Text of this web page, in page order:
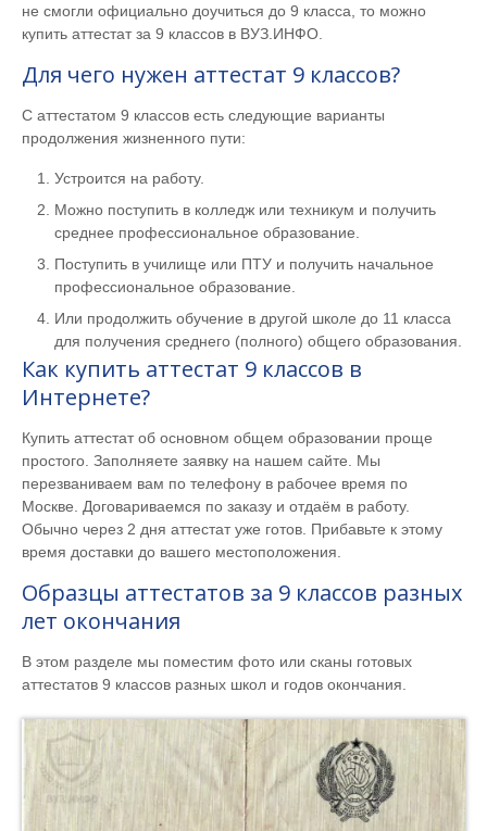
не смогли официально доучиться до 9 класса, то можно
купить аттестат за 9 классов в ВУЗ.ИНФО.
Для чего нужен аттестат 9 классов?
С аттестатом 9 классов есть следующие варианты
продолжения жизненного пути:
Устроится на работу.
Можно поступить в колледж или техникум и получить
среднее профессиональное образование.
Поступить в училище или ПТУ и получить начальное
профессиональное образование.
Или продолжить обучение в другой школе до 11 класса
для получения среднего (полного) общего образования.
Как купить аттестат 9 классов в
Интернете?
Купить аттестат об основном общем образовании проще
простого. Заполняете заявку на нашем сайте. Мы
перезваниваем вам по телефону в рабочее время по
Москве. Договариваемся по заказу и отдаём в работу.
Обычно через 2 дня аттестат уже готов. Прибавьте к этому
время доставки до вашего местоположения.
Образцы аттестатов за 9 классов разных
лет окончания
В этом разделе мы поместим фото или сканы готовых
аттестатов 9 классов разных школ и годов окончания.